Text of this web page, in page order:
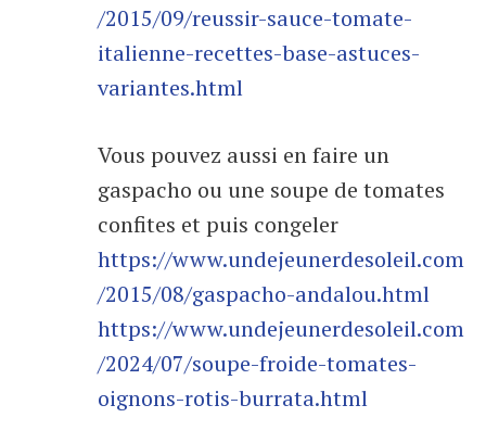
/2015/09/reussir-sauce-tomate-
italienne-recettes-base-astuces-
variantes.html
Vous pouvez aussi en faire un
gaspacho ou une soupe de tomates
confites et puis congeler
https://www.undejeunerdesoleil.com
/2015/08/gaspacho-andalou.html
https://www.undejeunerdesoleil.com
/2024/07/soupe-froide-tomates-
oignons-rotis-burrata.html